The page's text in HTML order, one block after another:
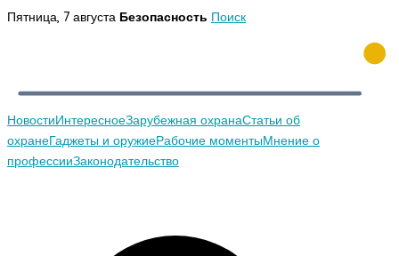
Перейти
Пятница, 7 августа Безопасность Поиск
НовостиИнтересноеЗарубежная охранаСтатьи об
охранеГаджеты и оружиеРабочие моментыМнение о
профессииЗаконодательство